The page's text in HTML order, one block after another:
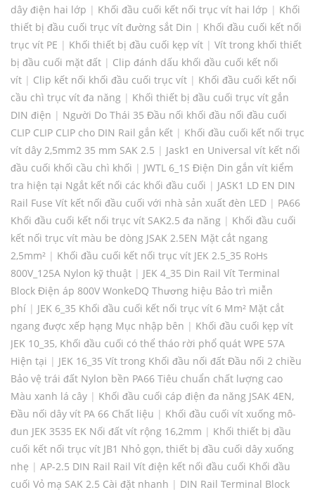
dây điện hai lớp | Khối đầu cuối kết nối trục vít hai lớp | Khối
thiết bị đầu cuối trục vít đường sắt Din | Khối đầu cuối kết nối
trục vít PE | Khối thiết bị đầu cuối kẹp vít | Vít trong khối thiết
bị đầu cuối mặt đất | Clip đánh dấu khối đầu cuối kết nối
vít | Clip kết nối khối đầu cuối trục vít | Khối đầu cuối kết nối
cầu chì trục vít đa năng | Khối thiết bị đầu cuối trục vít gắn
DIN điện | Người Do Thái 35 Đầu nối khối đầu nối đầu cuối
CLIP CLIP CLIP cho DIN Rail gắn kết | Khối đầu cuối kết nối trục
vít dây 2,5mm2 35 mm SAK 2.5 | Jask1 en Universal vít kết nối
đầu cuối khối cầu chì khối | JWTL 6_1S Điện Din gắn vít kiểm
tra hiện tại Ngắt kết nối các khối đầu cuối | JASK1 LD EN DIN
Rail Fuse Vít kết nối đầu cuối với nhà sản xuất đèn LED | PA66
Khối đầu cuối kết nối trục vít SAK2.5 đa năng | Khối đầu cuối
kết nối trục vít màu be dòng JSAK 2.5EN Mặt cắt ngang
2,5mm² | Khối đầu cuối kết nối trục vít JEK 2.5_35 RoHs
800V_125A Nylon kỹ thuật | JEK 4_35 Din Rail Vít Terminal
Block Điện áp 800V WonkeDQ Thương hiệu Bảo trì miễn
phí | JEK 6_35 Khối đầu cuối kết nối trục vít 6 Mm² Mặt cắt
ngang được xếp hạng Mục nhập bên | Khối đầu cuối kẹp vít
JEK 10_35, Khối đầu cuối có thể tháo rời phổ quát WPE 57A
Hiện tại | JEK 16_35 Vít trong Khối đầu nối đất Đầu nối 2 chiều
Bảo vệ trái đất Nylon bền PA66 Tiêu chuẩn chất lượng cao
Màu xanh lá cây | Khối đầu cuối cáp điện đa năng JSAK 4EN,
Đầu nối dây vít PA 66 Chất liệu | Khối đầu cuối vít xuống mô-
đun JEK 3535 EK Nối đất vít rộng 16,2mm | Khối thiết bị đầu
cuối kết nối trục vít JB1 Nhỏ gọn, thiết bị đầu cuối dây xuống
nhẹ | AP-2.5 DIN Rail Rail Vít điện kết nối đầu cuối Khối đầu
cuối Vỏ mạ SAK 2.5 Cài đặt nhanh | DIN Rail Terminal Block